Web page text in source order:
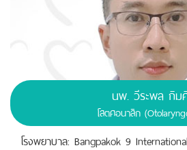
นพ. วีระพล กิม
โสตศอนาสิก
โรงพยาบาล: Bangpakok 9